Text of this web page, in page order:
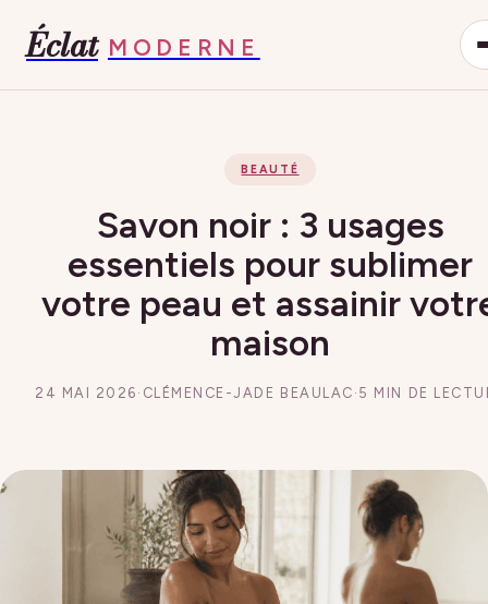
Éclat MODERNE
BEAUTÉ
Savon noir : 3 usages
essentiels pour sublimer
votre peau et assainir
maison
24 MAI 2026 · CLÉMENCE-JADE BEAULAC · 5 MIN DE